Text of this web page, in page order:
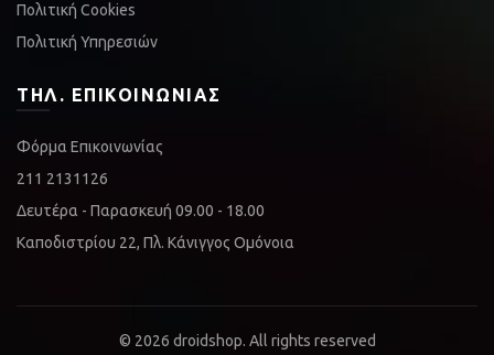
Πολιτική Cookies
Πολιτική Υπηρεσιών
ΤΗΛ. ΕΠΙΚΟΙΝΩΝΊΑΣ
Φόρμα Επικοινωνίας
211 2131126
Δευτέρα - Παρασκευή 09.00 - 18.00
Καποδιστρίου 22, Πλ. Κάνιγγος Ομόνοια
© 2026 droidshop. All rights reserved